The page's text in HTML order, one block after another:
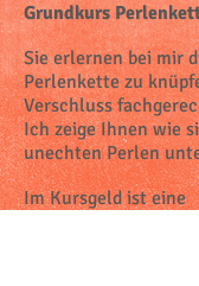
Grundkurs
Sie erlernen bei mir
Perlenkette zu
Verschluss
Ich zeige Ihnen wie
unechten Perlen
Im Kursgeld ist eine